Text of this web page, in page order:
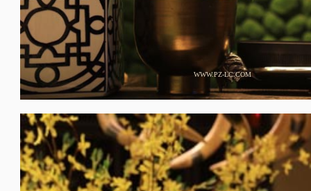
WWW.PZ-LC.COM